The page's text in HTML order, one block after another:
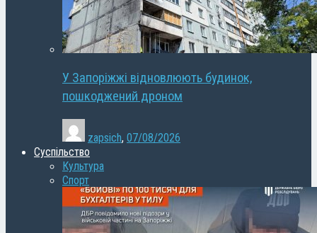
У Запоріжжі відновлюють будинок,
пошкоджений дроном
zapsich, 07/08/2026
Суспільство
Культура
Спорт